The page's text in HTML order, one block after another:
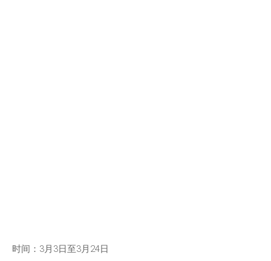
时间：3月3日至3月24日